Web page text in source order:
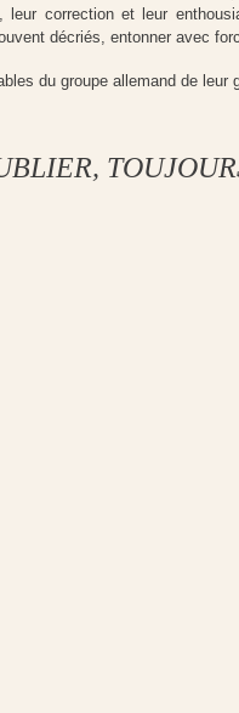
correction et leur
décriés, entonner avec
du groupe allemand de